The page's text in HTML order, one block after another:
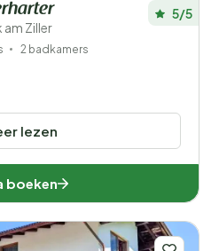
Ziller
5/5
2 badkamers
lezen
boeken